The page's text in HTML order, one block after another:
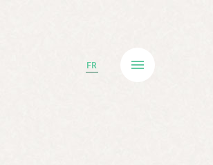
FR